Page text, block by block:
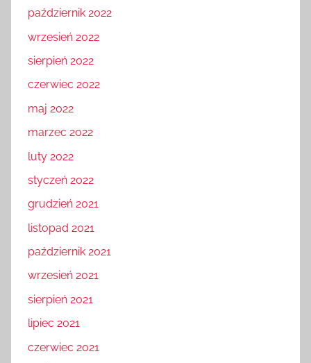
październik 2022
wrzesień 2022
sierpień 2022
czerwiec 2022
maj 2022
marzec 2022
luty 2022
styczeń 2022
grudzień 2021
listopad 2021
październik 2021
wrzesień 2021
sierpień 2021
lipiec 2021
czerwiec 2021